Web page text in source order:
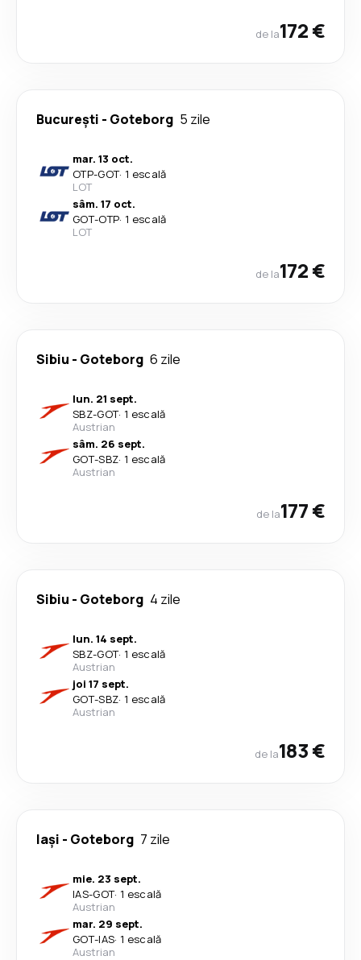
de la172 €
București - Goteborg 5 zile
mar. 13 oct.
OTP-GOT· 1 escală
LOT
sâm. 17 oct.
GOT-OTP· 1 escală
LOT
de la172 €
Sibiu - Goteborg 6 zile
lun. 21 sept.
SBZ-GOT· 1 escală
Austrian
sâm. 26 sept.
GOT-SBZ· 1 escală
Austrian
de la177 €
Sibiu - Goteborg 4 zile
lun. 14 sept.
SBZ-GOT· 1 escală
Austrian
joi 17 sept.
GOT-SBZ· 1 escală
Austrian
de la183 €
Iași - Goteborg 7 zile
mie. 23 sept.
IAS-GOT· 1 escală
Austrian
mar. 29 sept.
GOT-IAS· 1 escală
Austrian